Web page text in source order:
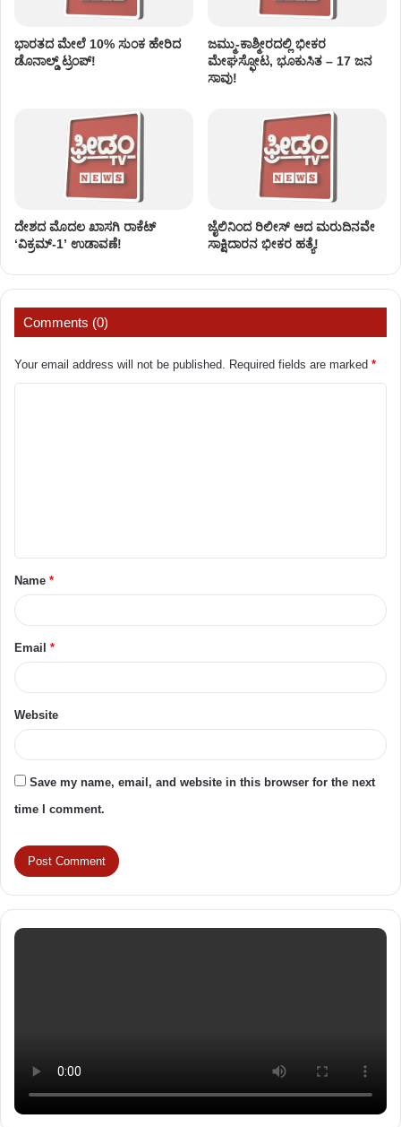
ಭಾರತದ ಮೇಲೆ 10% ಸುಂಕ ಹೇರಿದ
ಡೊನಾಲ್ಡ್ ಟ್ರಂಪ್!
ಜಮ್ಮು-ಕಾಶ್ಮೀರದಲ್ಲಿ ಭೀಕರ
ಮೇಘಸ್ಫೋಟ, ಭೂಕುಸಿತ – 17 ಜನ
ಸಾವು!
ದೇಶದ ಮೊದಲ ಖಾಸಗಿ ರಾಕೆಟ್
‘ವಿಕ್ರಮ್-1’ ಉಡಾವಣೆ!
ಜೈಲಿನಿಂದ ರಿಲೀಸ್ ಆದ ಮರುದಿನವೇ
ಸಾಕ್ಷಿದಾರನ ಭೀಕರ ಹತ್ಯೆ!
Comments (0)
Your email address will not be published. Required fields are marked *
t
*
Name *
Email *
Website
Save my name, email, and website in this browser for the next
time I comment.